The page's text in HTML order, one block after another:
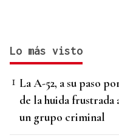
Lo más visto
La A-52, a su paso
de la huida frustrada
un grupo criminal